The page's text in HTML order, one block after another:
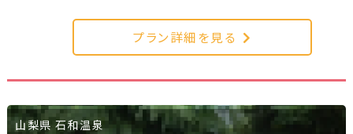
プラン詳細を見る
山梨県 石和温泉